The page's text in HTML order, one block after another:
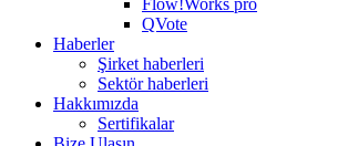
Flow!Works pro
QVote
Haberler
Şirket haberleri
Sektör haberleri
Hakkımızda
Sertifikalar